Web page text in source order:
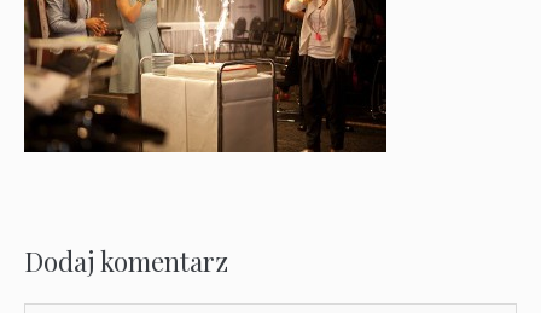
Dodaj komentarz